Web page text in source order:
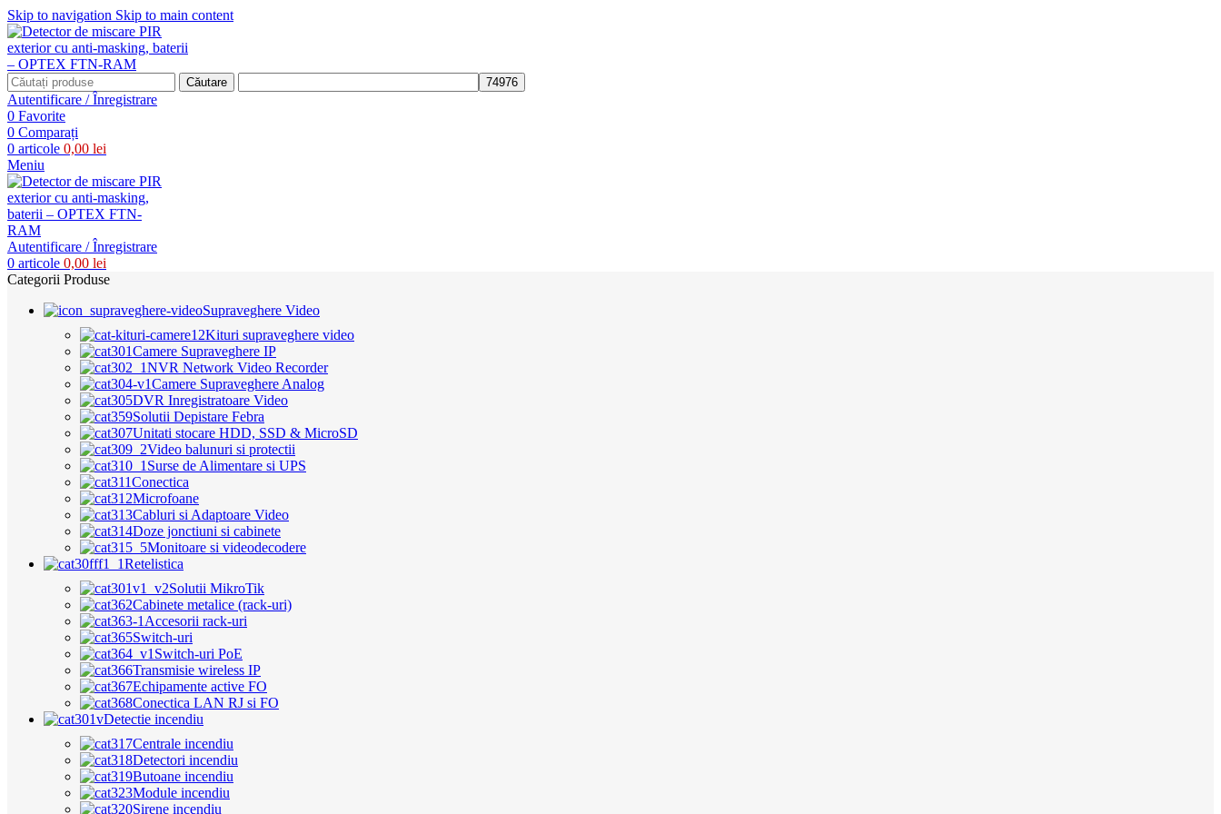
Skip to navigation Skip to main content
Căutare
Autentificare / Înregistrare
0 Favorite
0 Comparați
0 articole 0,00 lei
Meniu
Autentificare / Înregistrare
0 articole 0,00 lei
Categorii Produse
Supraveghere Video
Kituri supraveghere video
Camere Supraveghere IP
NVR Network Video Recorder
Camere Supraveghere Analog
DVR Inregistratoare Video
Solutii Depistare Febra
Unitati stocare HDD, SSD & MicroSD
Video balunuri si protectii
Surse de Alimentare si UPS
Conectica
Microfoane
Cabluri si Adaptoare Video
Doze jonctiuni si cabinete
Monitoare si videodecodere
Retelistica
Solutii MikroTik
Cabinete metalice (rack-uri)
Accesorii rack-uri
Switch-uri
Switch-uri PoE
Transmisie wireless IP
Echipamente active FO
Conectica LAN RJ si FO
Detectie incendiu
Centrale incendiu
Detectori incendiu
Butoane incendiu
Module incendiu
Sirene incendiu